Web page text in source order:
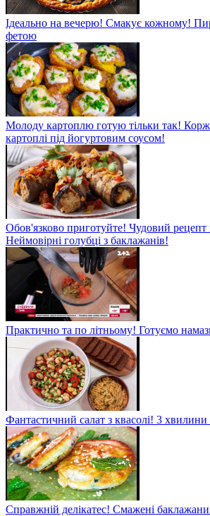
Ідеально на вечерю! Смакує кожному!
фетою
Молоду картоплю готую тільки так!
картоплі під йогуртовим соусом!
Обов'язково приготуйте! Чудовий
Неймовірні голубці з баклажанів!
Практично та по літньому! Готуємо
Фантастичний салат з квасолі! 3 хвилини
Справжній делікатес! Смажені